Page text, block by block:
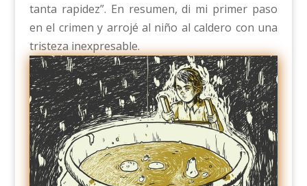
tanta rapidez”. En resumen, di mi primer paso
en el crimen y arrojé al niño al caldero con una
tristeza inexpresable.